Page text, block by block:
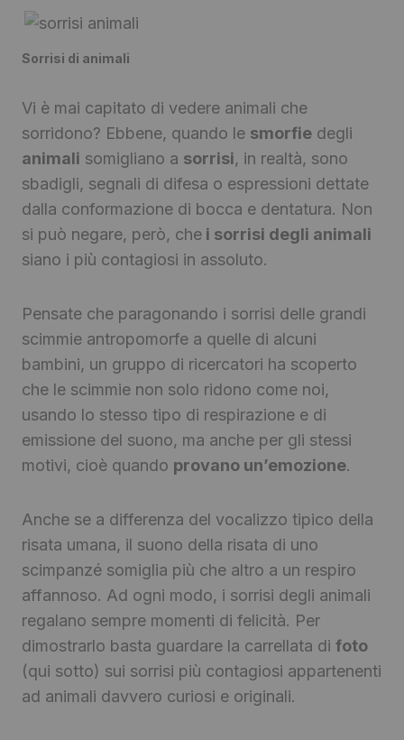
Sorrisi di animali
Vi è mai capitato di vedere animali che
sorridono? Ebbene, quando le smorfie degli
animali somigliano a sorrisi, in realtà, sono
sbadigli, segnali di difesa o espressioni dettate
dalla conformazione di bocca e dentatura. Non
si può negare, però, che i sorrisi degli animali
siano i più contagiosi in assoluto.
Pensate che paragonando i sorrisi delle grandi
scimmie antropomorfe a quelle di alcuni
bambini, un gruppo di ricercatori ha scoperto
che le scimmie non solo ridono come noi,
usando lo stesso tipo di respirazione e di
emissione del suono, ma anche per gli stessi
motivi, cioè quando provano un’emozione.
Anche se a differenza del vocalizzo tipico della
risata umana, il suono della risata di uno
scimpanzé somiglia più che altro a un respiro
affannoso. Ad ogni modo, i sorrisi degli animali
regalano sempre momenti di felicità. Per
dimostrarlo basta guardare la carrellata di foto
(qui sotto) sui sorrisi più contagiosi appartenenti
ad animali davvero curiosi e originali.